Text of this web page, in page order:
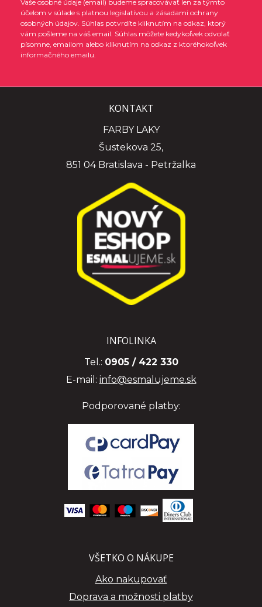
Vaše osobné údaje (email) budeme spracovávať len za týmto
účelom v súlade s platnou legislatívou a zásadami ochrany
osobných údajov. Súhlas potvrdíte kliknutím na odkaz, ktorý
vám pošleme na váš email. Súhlas môžete kedykoľvek odvolať
písomne, emailom alebo kliknutím na odkaz z ktoréhokoľvek
informačného emailu.
KONTAKT
FARBY LAKY
Šustekova 25,
851 04 Bratislava - Petržalka
INFOLINKA
Tel.: 0905 / 422 330
E-mail: info@esmalujeme.sk
Podporované platby:
VŠETKO O NÁKUPE
Ako nakupovať
Doprava a možnosti platby